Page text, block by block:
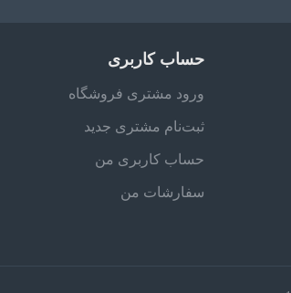
حساب کاربری
ورود مشتری فروشگاه
ثبت‌نام مشتری جدید
حساب کاربری من
سفارشات من